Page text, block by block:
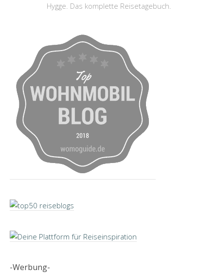
Hygge. Das komplette Reisetagebuch.
-Werbung-